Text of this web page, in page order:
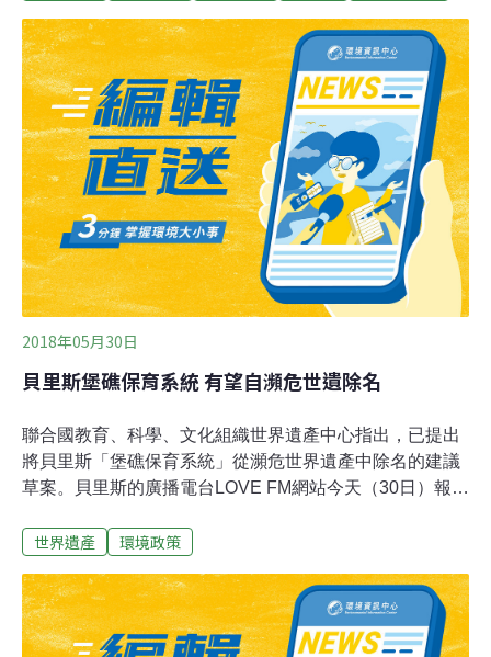
地。這是哥倫比亞第九個列入世界遺產名錄的地點，哥倫
比亞是生物多樣性全球排名第二的國家，僅次於巴西。哥
倫比亞總統桑托斯（Juan Manuel Santos）表示，政府將
擴大齊里比克特國家公園的保護區範圍。根據桑托斯的說
法，從1989年以來就被列為保護區的區域，明天將擴增
150萬公頃。
2018年05月30日
貝里斯堡礁保育系統 有望自瀕危世遺除名
聯合國教育、科學、文化組織世界遺產中心指出，已提出
將貝里斯「堡礁保育系統」從瀕危世界遺產中除名的建議
草案。貝里斯的廣播電台LOVE FM網站今天（30日）報
中心（World Heritage Center）發布新聞稿指出，世界遺
麥納瑪（Manama）開會時，將就上述建議草案進行討
論，有希望在審核之後通過。堡礁保育系統（Barrier Reef
Reserve System）過去九年一直在UNESCO的瀕危世界
世界遺產 環境政策